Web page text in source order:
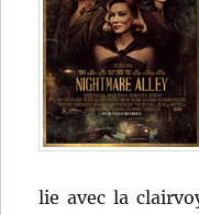
lie avec la